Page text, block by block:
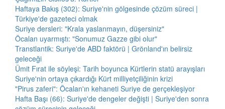
Haftaya Bakış (302): Suriye'nin gölgesinde çözüm süreci |
Türkiye'de gazeteci olmak
Suriye dersleri: "Krala yaslanmayın, düşersiniz"
Öcalan uyarmıştı: "Sonumuz Gazze gibi olur"
Transtlantik: Suriye'de ABD faktörü | Grönland'ın belirsiz
geleceği
Ümit Fırat ile söyleşi: Tarih boyunca Kürtlerin statü arayışları
Suriye'nin ortaya çıkardığı Kürt milliyetçiliğinin krizi
"Pirus zaferi": Öcalan'ın kehaneti Suriye de gerçekleşiyor
Hafta Başı (66): Suriye'de dengeler değişti | Suriye'den sonra